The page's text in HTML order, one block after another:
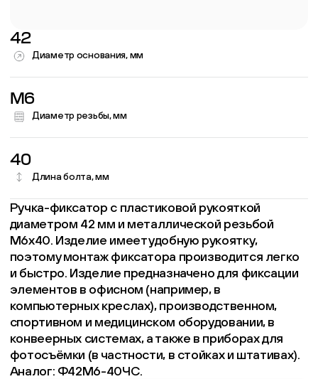
42
Диаметр основания, мм
M6
Диаметр резьбы, мм
40
Длина болта, мм
Ручка-фиксатор с пластиковой рукояткой
диаметром 42 мм и металлической резьбой
М6х40. Изделие имеет удобную рукоятку,
поэтому монтаж фиксатора производится легко
и быстро. Изделие предназначено для фиксации
элементов в офисном (например, в
компьютерных креслах), производственном,
спортивном и медицинском оборудовании, в
конвеерных системах, а также в приборах для
фотосъёмки (в частности, в стойках и штативах).
Аналог: Ф42М6-40ЧС.